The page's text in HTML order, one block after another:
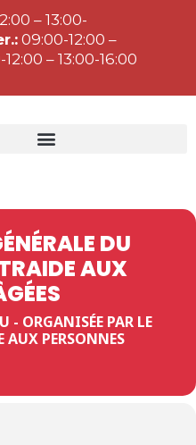
– 13:00-
09:00-12:00 –
– 13:00-16:00
DU
AUX
- ORGANISÉE PAR LE
PERSONNES